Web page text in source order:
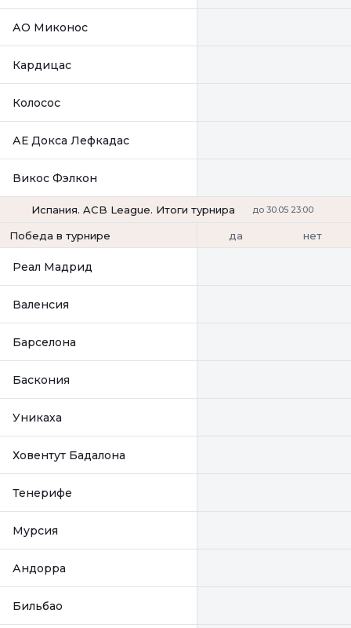
АО Миконос
Кардицас
Колосос
АЕ Докса Лефкадас
Викос Фэлкон
Испания. ACB League. Итоги турнира до 30.05 23:00
Победа в турнире да нет
Реал Мадрид
Валенсия
Барселона
Баскония
Уникаха
Ховентут Бадалона
Тенерифе
Мурсия
Андорра
Бильбао